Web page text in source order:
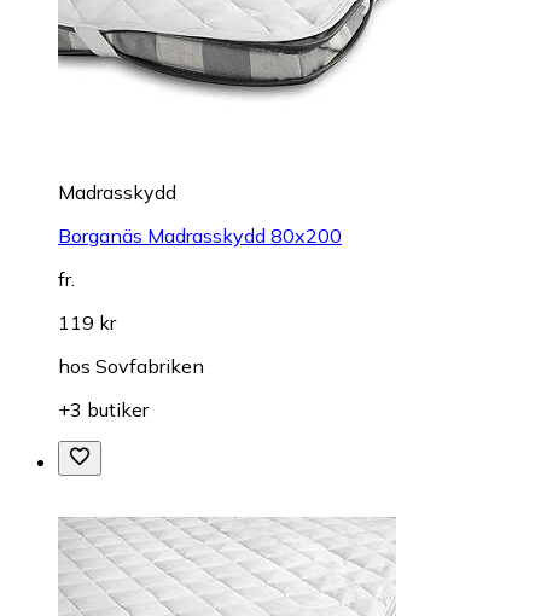
Madrasskydd
Borganäs Madrasskydd 80x200
fr.
119 kr
hos Sovfabriken
+3 butiker